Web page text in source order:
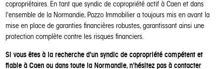
copropriétaires. En tant que syndic de copropriété actif à Caen et dans
l'ensemble de la Normandie, Pozzo Immobilier a toujours mis en avant la
mise en place de garanties financières robustes, garantissant ainsi une
protection complète contre les risques financiers.
Si vous êtes à la recherche d'un syndic de copropriété compétent et
fiable à Caen ou dans toute la Normandie, n'hésitez pas à contacter